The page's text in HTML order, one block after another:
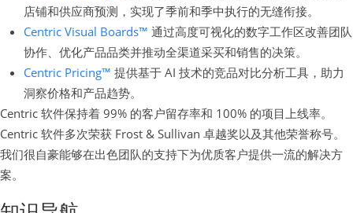
店铺和供应商预测，实现了季前和季中执行的无缝衔接。
Centric Visual Boards™ 通过高度可视化的数字工作区改善团队
协作、优化产品品类并推动全渠道采买和销售的决策。
Centric Pricing™ 提供基于 AI 技术的竞品对比分析工具，助力
洞察价格和产品趋势。
Centric 软件保持着 99% 的客户留存率和 100% 的项目上线率。
Centric 软件多次荣获 Frost & Sullivan 卓越奖以及其他荣誉称号。
我们很自豪能够在出色团队的支持下为优质客户提供一流的解决方
案。